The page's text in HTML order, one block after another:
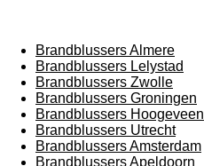
Brandblussers Almere
Brandblussers Lelystad
Brandblussers Zwolle
Brandblussers Groningen
Brandblussers Hoogeveen
Brandblussers Utrecht
Brandblussers Amsterdam
Brandblussers Apeldoorn